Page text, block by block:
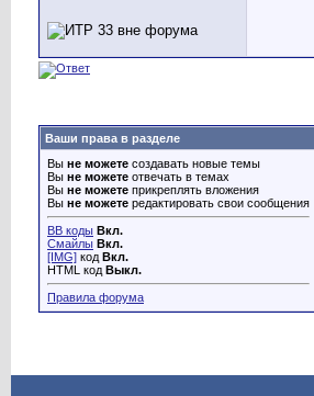
Ваши права в разделе
Вы не можете создавать новые темы
Вы не можете отвечать в темах
Вы не можете прикреплять вложения
Вы не можете редактировать свои сообщения
BB коды Вкл.
Смайлы Вкл.
[IMG] код Вкл.
HTML код Выкл.
Правила форума